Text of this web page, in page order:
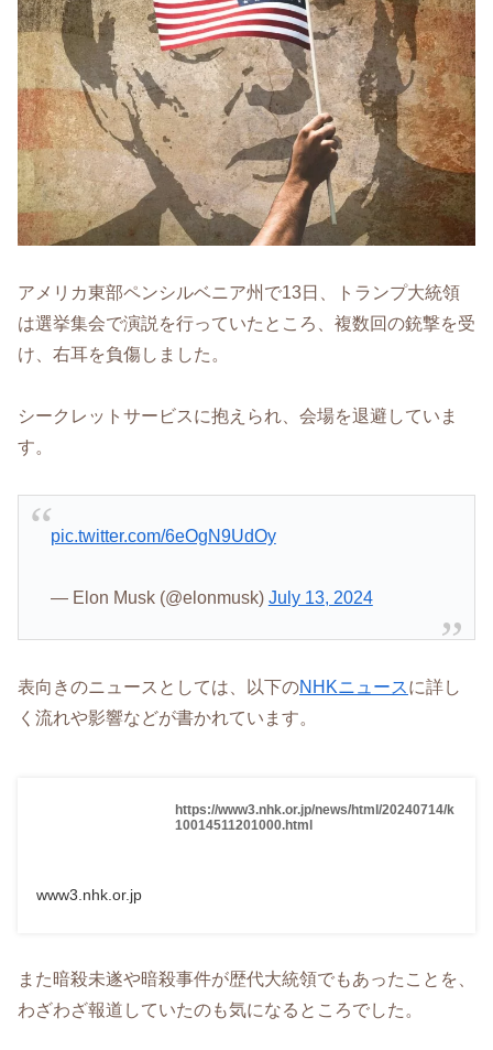
アメリカ東部ペンシルベニア州で13日、トランプ大統領
は選挙集会で演説を行っていたところ、複数回の銃撃を受
け、右耳を負傷しました。
シークレットサービスに抱えられ、会場を退避していま
す。
pic.twitter.com/6eOgN9UdOy
— Elon Musk (@elonmusk) July 13, 2024
表向きのニュースとしては、以下のNHKニュースに詳し
く流れや影響などが書かれています。
https://www3.nhk.or.jp/news/html/20240714/k
10014511201000.html
www3.nhk.or.jp
また暗殺未遂や暗殺事件が歴代大統領でもあったことを、
わざわざ報道していたのも気になるところでした。